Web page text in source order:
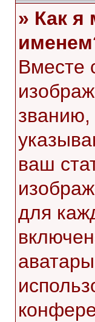
» Как я
Вместе
званию,
ваш
для